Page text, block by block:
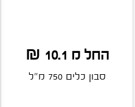
החל מ 10.1 ₪
סבון כלים 750 מ"ל